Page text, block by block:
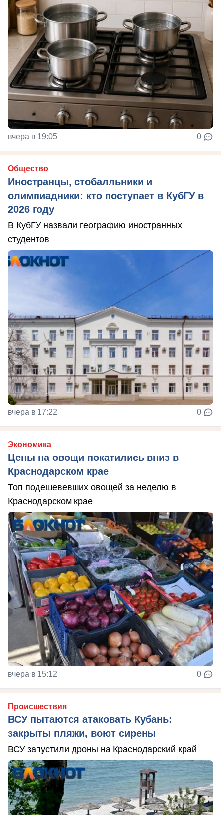
вчера в 19:05 0
Общество
Иностранцы, стобалльники и
олимпиадники: кто поступает в КубГУ в
2026 году
В КубГУ назвали географию иностранных
студентов
вчера в 17:22 0
Экономика
Цены на овощи покатились вниз в
Краснодарском крае
Топ подешевевших овощей за неделю в
Краснодарском крае
вчера в 15:12 0
Происшествия
ВСУ пытаются атаковать Кубань:
закрыты пляжи, воют сирены
ВСУ запустили дроны на Краснодарский край